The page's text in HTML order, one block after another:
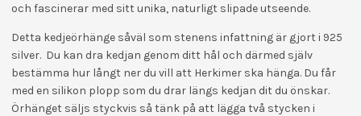
och fascinerar med sitt unika, naturligt slipade utseende.
Detta kedjeörhänge såväl som stenens infattning är gjort i 925
silver. Du kan dra kedjan genom ditt hål och därmed själv
bestämma hur långt ner du vill att Herkimer ska hänga. Du får
med en silikon plopp som du drar längs kedjan dit du önskar.
Örhänget säljs styckvis så tänk på att lägga två stycken i